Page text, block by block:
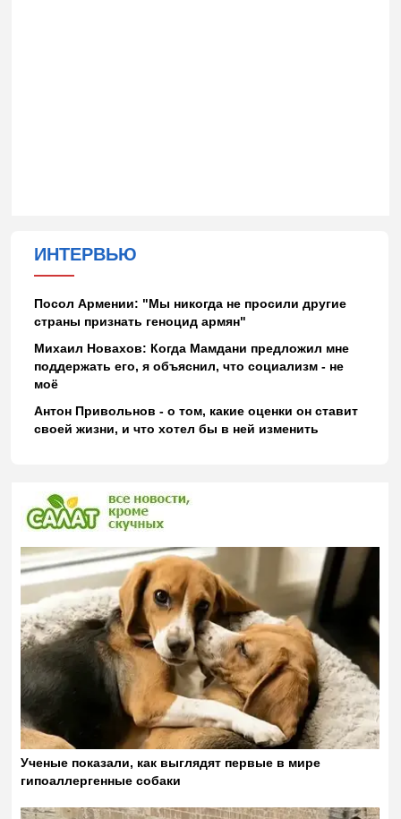
ИНТЕРВЬЮ
Посол Армении: "Мы никогда не просили другие
страны признать геноцид армян"
Михаил Новахов: Когда Мамдани предложил мне
поддержать его, я объяснил, что социализм - не
моё
Антон Привольнов - о том, какие оценки он ставит
своей жизни, и что хотел бы в ней изменить